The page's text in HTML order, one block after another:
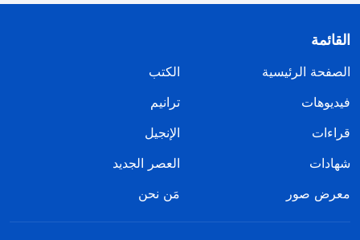
القائمة
الصفحة الرئيسية
الكتب
فيديوهات
ترانيم
قراءات
الإنجيل
شهادات
العصر الجديد
معرض صور
مَن نحن